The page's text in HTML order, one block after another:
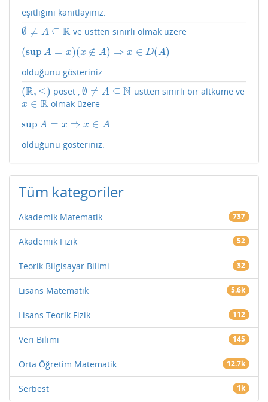
eşitliğini kanıtlayınız.
∅ ≠ A ⊆ R
∅ ≠A ⊆R ve üstten sınırlı olmak üzere
(sup A = x)(x ∉ A) ⇒ x ∈ D(A)
( supA=x)( x∉ A)⇒ x∈ D( A)
olduğunu gösteriniz.
(R, ≤)
(R,≤ poset ,∅ ≠ A ⊆ N
∅ ≠A ⊆N üstten sınırlı bir altküme ve
x ∈ R
x∈R olmak üzere
sup A = x ⇒ x ∈ A
supA =x ⇒x∈A
olduğunu gösteriniz.
Tüm kategoriler
Akademik Matematik 737
Akademik Fizik 52
Teorik Bilgisayar Bilimi 32
Lisans Matematik 5.6k
Lisans Teorik Fizik 112
Veri Bilimi 145
Orta Öğretim Matematik 12.7k
Serbest 1k